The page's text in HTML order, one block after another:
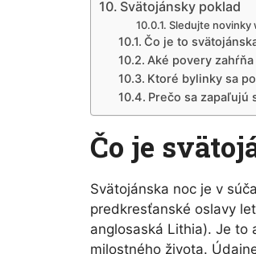
Svätojánsky poklad
Sledujte novinky
Čo je to
Aké povery
Ktoré bylinky sa
Prečo sa zapaľujú
Čo je
Svätojánska noc je v
predkresťanské oslavy
anglosaská Lithia). Je to
milostného života.